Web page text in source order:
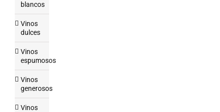
blancos
Vinos
dulces
Vinos
espumosos
Vinos
generosos
Vinos